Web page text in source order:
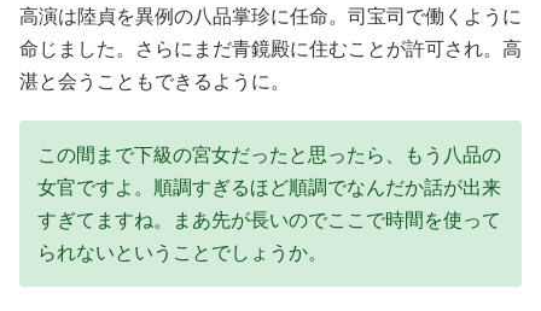
高演は陸貞を異例の八品掌珍に任命。司宝司で働くように
命じました。さらにまだ青鏡殿に住むことが許可され。高
湛と会うこともできるように。
この間まで下級の宮女だったと思ったら、もう八品の
女官ですよ。順調すぎるほど順調でなんだか話が出来
すぎてますね。まあ先が長いのでここで時間を使って
られないということでしょうか。